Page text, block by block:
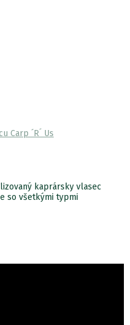
Carp ´R´ Us
kaprársky vlasec
so všetkými typmi